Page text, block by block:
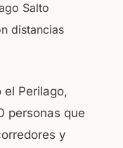
Salto
distancias
Perilago,
personas que
y